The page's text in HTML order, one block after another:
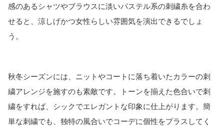
感のあるシャツやブラウスに淡いパステル系の刺繍糸を合わ
せると、涼しげかつ女性らしい雰囲気を演出できるでしょ
う。
秋冬シーズンには、ニットやコートに落ち着いたカラーの刺
繍アレンジを施すのも素敵です。トーンを揃えた色合いで刺
繍をすれば、シックでエレガントな印象に仕上がります。簡
単な刺繍でも、独特の風合いでコーデに個性をプラスしてく